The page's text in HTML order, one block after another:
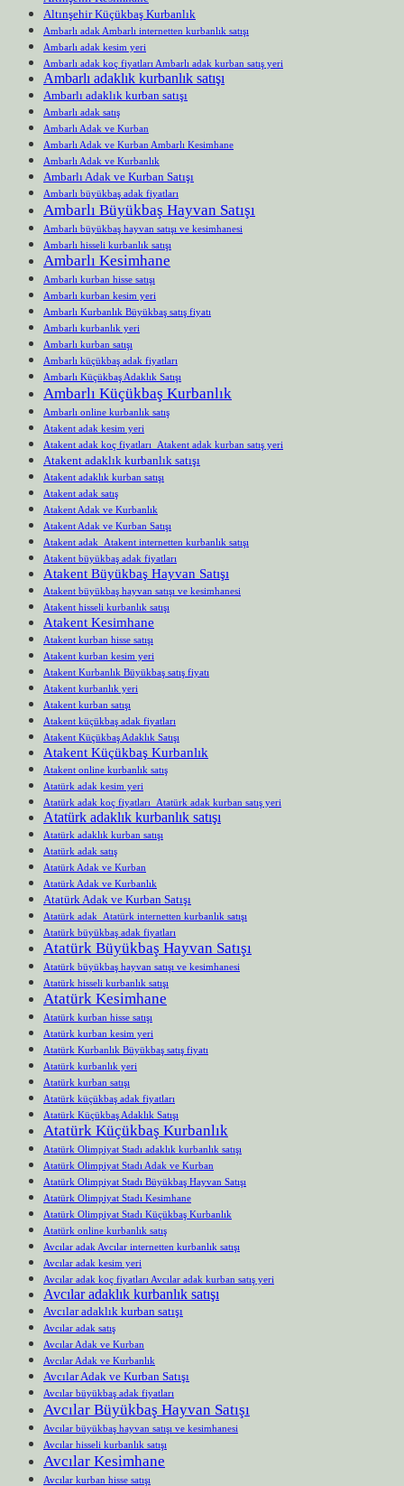
Altınşehir Küçükbaş Kurbanlık
Ambarlı adak Ambarlı internetten kurbanlık satışı
Ambarlı adak kesim yeri
Ambarlı adak koç fiyatları Ambarlı adak kurban satış yeri
Ambarlı adaklık kurbanlık satışı
Ambarlı adaklık kurban satışı
Ambarlı adak satış
Ambarlı Adak ve Kurban
Ambarlı Adak ve Kurban Ambarlı Kesimhane
Ambarlı Adak ve Kurbanlık
Ambarlı Adak ve Kurban Satışı
Ambarlı büyükbaş adak fiyatları
Ambarlı Büyükbaş Hayvan Satışı
Ambarlı büyükbaş hayvan satışı ve kesimhanesi
Ambarlı hisseli kurbanlık satışı
Ambarlı Kesimhane
Ambarlı kurban hisse satışı
Ambarlı kurban kesim yeri
Ambarlı Kurbanlık Büyükbaş satış fiyatı
Ambarlı kurbanlık yeri
Ambarlı kurban satışı
Ambarlı küçükbaş adak fiyatları
Ambarlı Küçükbaş Adaklık Satışı
Ambarlı Küçükbaş Kurbanlık
Ambarlı online kurbanlık satış
Atakent adak kesim yeri
Atakent adak koç fiyatları Atakent adak kurban satış yeri
Atakent adaklık kurbanlık satışı
Atakent adaklık kurban satışı
Atakent adak satış
Atakent Adak ve Kurbanlık
Atakent Adak ve Kurban Satışı
Atakent adak Atakent internetten kurbanlık satışı
Atakent büyükbaş adak fiyatları
Atakent Büyükbaş Hayvan Satışı
Atakent büyükbaş hayvan satışı ve kesimhanesi
Atakent hisseli kurbanlık satışı
Atakent Kesimhane
Atakent kurban hisse satışı
Atakent kurban kesim yeri
Atakent Kurbanlık Büyükbaş satış fiyatı
Atakent kurbanlık yeri
Atakent kurban satışı
Atakent küçükbaş adak fiyatları
Atakent Küçükbaş Adaklık Satışı
Atakent Küçükbaş Kurbanlık
Atakent online kurbanlık satış
Atatürk adak kesim yeri
Atatürk adak koç fiyatları Atatürk adak kurban satış yeri
Atatürk adaklık kurbanlık satışı
Atatürk adaklık kurban satışı
Atatürk adak satış
Atatürk Adak ve Kurban
Atatürk Adak ve Kurbanlık
Atatürk Adak ve Kurban Satışı
Atatürk adak Atatürk internetten kurbanlık satışı
Atatürk büyükbaş adak fiyatları
Atatürk Büyükbaş Hayvan Satışı
Atatürk büyükbaş hayvan satışı ve kesimhanesi
Atatürk hisseli kurbanlık satışı
Atatürk Kesimhane
Atatürk kurban hisse satışı
Atatürk kurban kesim yeri
Atatürk Kurbanlık Büyükbaş satış fiyatı
Atatürk kurbanlık yeri
Atatürk kurban satışı
Atatürk küçükbaş adak fiyatları
Atatürk Küçükbaş Adaklık Satışı
Atatürk Küçükbaş Kurbanlık
Atatürk Olimpiyat Stadı adaklık kurbanlık satışı
Atatürk Olimpiyat Stadı Adak ve Kurban
Atatürk Olimpiyat Stadı Büyükbaş Hayvan Satışı
Atatürk Olimpiyat Stadı Kesimhane
Atatürk Olimpiyat Stadı Küçükbaş Kurbanlık
Atatürk online kurbanlık satış
Avcılar adak Avcılar internetten kurbanlık satışı
Avcılar adak kesim yeri
Avcılar adak koç fiyatları Avcılar adak kurban satış yeri
Avcılar adaklık kurbanlık satışı
Avcılar adaklık kurban satışı
Avcılar adak satış
Avcılar Adak ve Kurban
Avcılar Adak ve Kurbanlık
Avcılar Adak ve Kurban Satışı
Avcılar büyükbaş adak fiyatları
Avcılar Büyükbaş Hayvan Satışı
Avcılar büyükbaş hayvan satışı ve kesimhanesi
Avcılar hisseli kurbanlık satışı
Avcılar Kesimhane
Avcılar kurban hisse satışı